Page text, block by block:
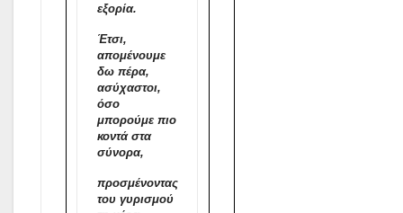
εξορία.
Έτσι,
απομένουμε
δω πέρα,
ασύχαστοι,
όσο
μπορούμε πιο
κοντά στα
σύνορα,
προσμένοντας
του γυρισμού